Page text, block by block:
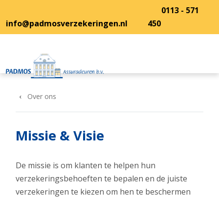
info@padmosverzekeringen.nl
0113 - 571
450
Over ons
Missie & Visie
De missie is om klanten te helpen hun
verzekeringsbehoeften te bepalen en de juiste
verzekeringen te kiezen om hen te beschermen